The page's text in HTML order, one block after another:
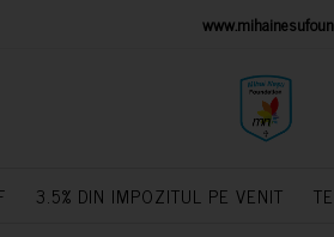
PLATFORM
3.5% DIN IMPOZITUL PE VENIT